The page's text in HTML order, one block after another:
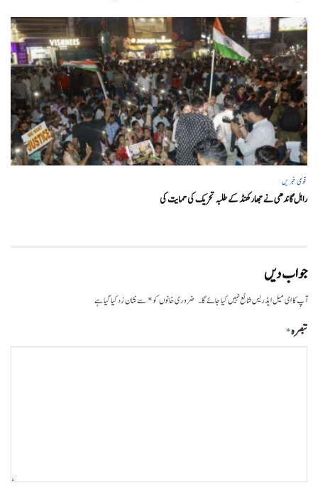
قومی خبریں
راہل گاندھی نے جھارکھنڈ کے طلبہ تحریک کی حمایت کی
جواب دیں
آپ کا ای میل ایڈریس شائع نہیں کیا جائے گا۔ ضروری خانوں کو*سے نشان زد کیا گیا ہے
تبصرہ*